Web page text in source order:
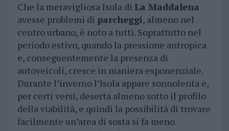
Che la meravigliosa Isola di La Maddalena
avesse problemi di parcheggi, almeno nel
centro urbano, è noto a tutti. Soprattutto nel
periodo estivo, quando la pressione antropica
e, conseguentemente la presenza di
autoveicoli, cresce in maniera esponenziale.
Durante l’inverno l’Isola appare sonnolenta e,
per certi versi, deserta almeno sotto il profilo
della viabilità, e quindi la possibilità di trovare
facilmente un’area di sosta si fa meno